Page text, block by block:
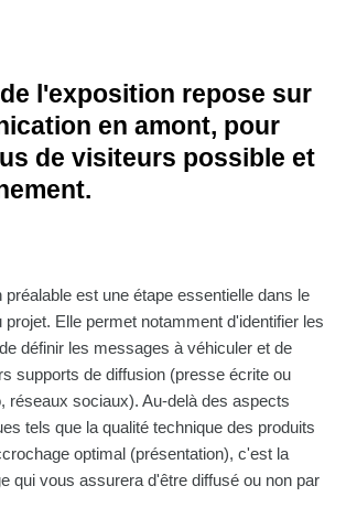
l'exposition repose sur
en amont, pour
de visiteurs possible et
est une étape essentielle dans le
projet. Elle permet notamment d'identifier les
définir les messages à véhiculer et de
supports de diffusion (presse écrite ou
réseaux sociaux). Au-delà des aspects
tels que la qualité technique des produits
optimal (présentation), c'est la
qui vous assurera d'être diffusé ou non par